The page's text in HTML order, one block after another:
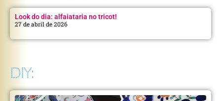
Look do dia: alfaiataria no tricot!
27 de abril de 2026
DIY: